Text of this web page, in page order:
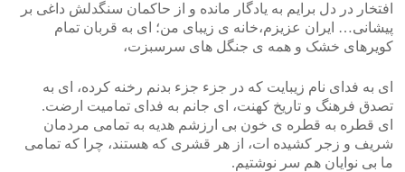
افتخار در دل برایم به یادگار مانده و از حاکمان سنگدلش داغی بر
پیشانی… ایران عزیزم،خانه ی زیبای من؛ ای به قربان تمام
کویرهای خشک و همه ی جنگل های سرسبزت،
ای به فدای نام زیبایت که در جزء جزء بدنم رخنه کرده، ای به
تصدق فرهنگ و تاریخ کهنت، ای جانم به فدای تمامیت ارضت.
ای قطره به قطره ی خون بی ارزشم هدیه به تمامی مردمان
شریف و زجر کشیده ات، از هر قشری که هستند، چرا که تمامی
ما بی نوایان هم سر نوشتیم.